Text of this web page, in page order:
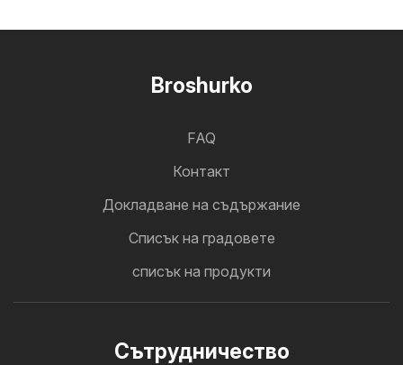
Broshurko
FAQ
Контакт
Докладване на съдържание
Cписък на градовете
списък на продукти
Cътрудничество